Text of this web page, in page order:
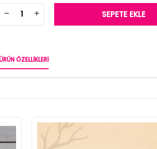
ÖZELLIKLERI